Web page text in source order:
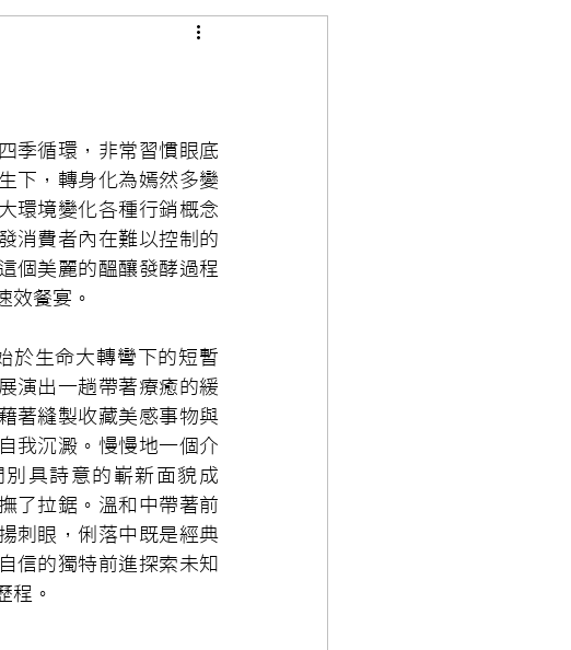
季循環，非常習慣眼底
下，轉身化為嫣然多變
環境變化各種行銷概念
消費者內在難以控制的
個美麗的醞釀發酵過程
效餐宴。
於生命大轉彎下的短暫
演出一趟帶著療癒的緩
著縫製收藏美感事物與
我沉澱。慢慢地一個介
具詩意的嶄新面貌成
了拉鋸。溫和中帶著前
刺眼，俐落中既是經典
信的獨特前進探索未知
程。